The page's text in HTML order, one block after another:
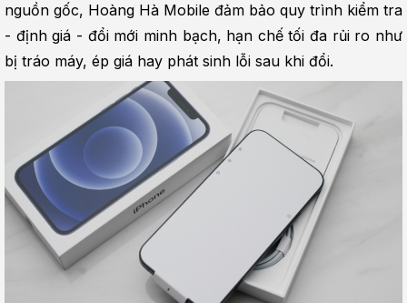
nguồn gốc, Hoàng Hà Mobile đảm bảo quy trình kiểm tra
- định giá - đổi mới minh bạch, hạn chế tối đa rủi ro như
bị tráo máy, ép giá hay phát sinh lỗi sau khi đổi.